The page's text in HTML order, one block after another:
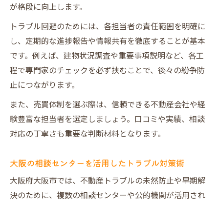
が格段に向上します。
トラブル回避のためには、各担当者の責任範囲を明確に
し、定期的な進捗報告や情報共有を徹底することが基本
です。例えば、建物状況調査や重要事項説明など、各工
程で専門家のチェックを必ず挟むことで、後々の紛争防
止につながります。
また、売買体制を選ぶ際は、信頼できる不動産会社や経
験豊富な担当者を選定しましょう。口コミや実績、相談
対応の丁寧さも重要な判断材料となります。
大阪の相談センターを活用したトラブル対策術
大阪府大阪市では、不動産トラブルの未然防止や早期解
決のために、複数の相談センターや公的機関が活用され